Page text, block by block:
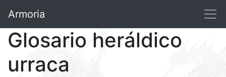
Armoria
Glosario heráldico
urraca